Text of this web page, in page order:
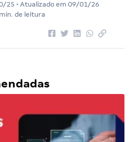
25 • Atualizado em 09/01/26
de leitura